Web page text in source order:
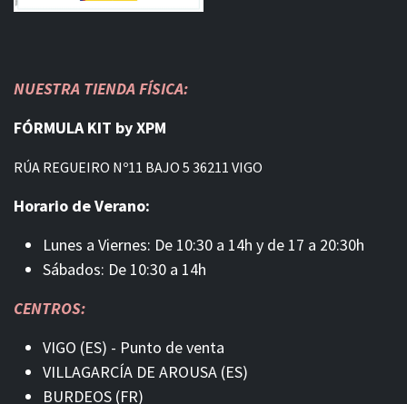
NUESTRA TIENDA FÍSICA:
FÓRMULA KIT by XPM
RÚA REGUEIRO Nº11 BAJO 5 36211 VIGO
Horario de Verano:
Lunes a Viernes: De 10:30 a 14h y de 17 a 20:30h
Sábados: De 10:30 a 14h
CENTROS:
VIGO (ES) - Punto de venta
VILLAGARCÍA DE AROUSA (ES)
BURDEOS (FR)